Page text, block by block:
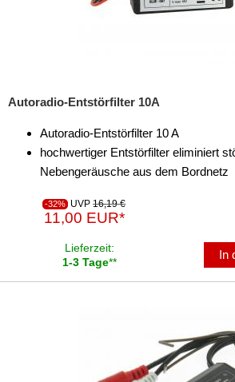
Autoradio-Entstörfilter 10A
Autoradio-Entstörfilter 10 A
hochwertiger Entstörfilter eliminiert
Nebengeräusche aus dem Bordnetz
-32% UVP 16,19 €
11,00 EUR*
Lieferzeit:
1-3 Tage**
In